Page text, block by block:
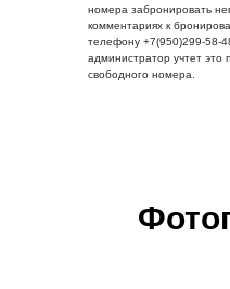
номера забронировать
комментариях к
телефону +7(950)299-58-
администратор учтет это
свободного номера.